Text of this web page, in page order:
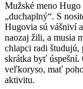
Mužské meno
„duchaplný“. S
Hugovia sú vášniví
naozaj žili, a musia
chlapci radi
skrátka byť
veľkoryso, mať
aktivitu.